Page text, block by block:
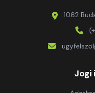
1062
Jogi